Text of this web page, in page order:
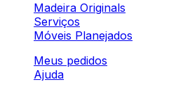
Madeira Originals
Serviços
Móveis Planejados
Meus pedidos
Ajuda